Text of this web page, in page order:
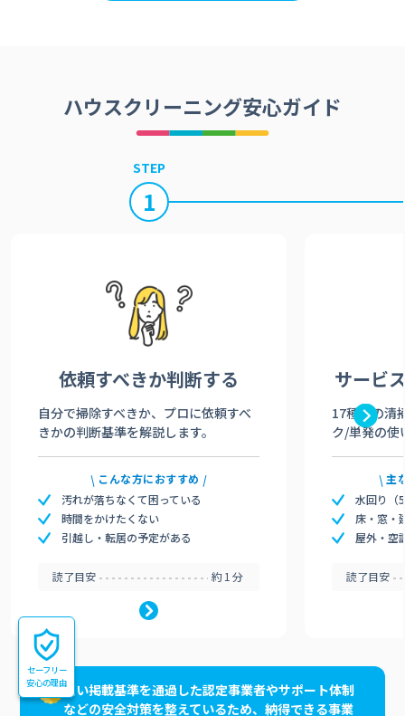
ハウスクリーニング安心ガイド
STEP
1
依頼すべきか判断する
自分で掃除すべきか、プロに依頼すべ
きかの判断基準を解説します。
こんな方におすすめ
汚れが落ちなくて困っている
時間をかけたくない
引越し・転居の予定がある
読了目安 約1分
サービ
17種類の清
ク/単発の使
主
水回り（
床・窓・
屋外・空
読了目安
高い掲載基準を通過した認定事業者やサポート体制
などの安全対策を整えているため、納得できる事業
セーフリー
安心の理由